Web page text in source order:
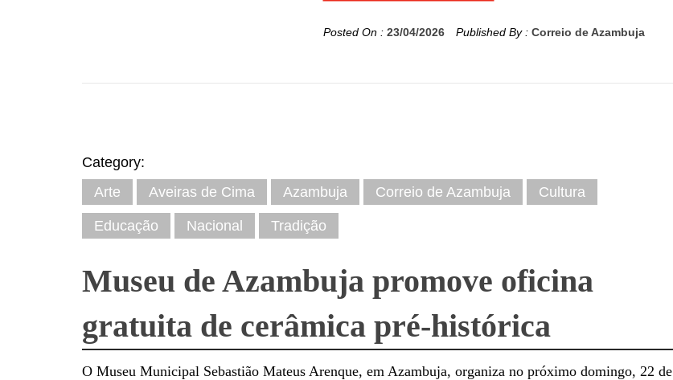
Posted On : 23/04/2026 Published By : Correio de Azambuja
Category:
Arte
Aveiras de Cima Azambuja Correio de Azambuja Cultura
Educação Nacional Tradição
Museu de Azambuja promove oficina
gratuita de cerâmica pré-histórica
O Museu Municipal Sebastião Mateus Arenque, em Azambuja, organiza no próximo domingo, 22 de